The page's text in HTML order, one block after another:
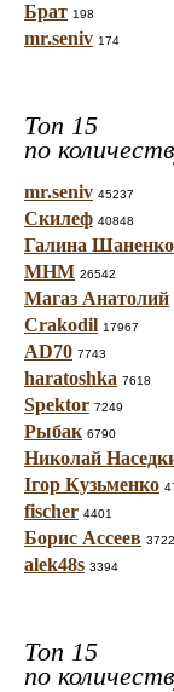
Брат 198
mr.seniv 174
Топ 15
по
mr.seniv 45237
Скилеф 40848
Галина Шаненко
МНМ 26542
Магаз Анатолий
Crakodil 17967
AD70 7743
haratoshka 7618
Spektor 7249
Рыбак 6790
Николай
Ігор Кузьменко
fischer 4401
Борис Ассеев 3722
alek48s 3394
Топ 15
по